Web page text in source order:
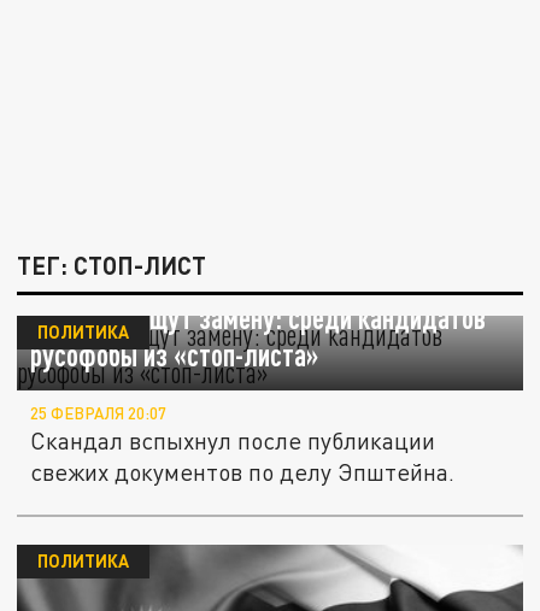
ТЕГ: СТОП-ЛИСТ
Стармеру ищут замену: среди кандидатов
русофобы из «стоп-листа»
ПОЛИТИКА
25 ФЕВРАЛЯ 20:07
Скандал вспыхнул после публикации
свежих документов по делу Эпштейна.
ПОЛИТИКА